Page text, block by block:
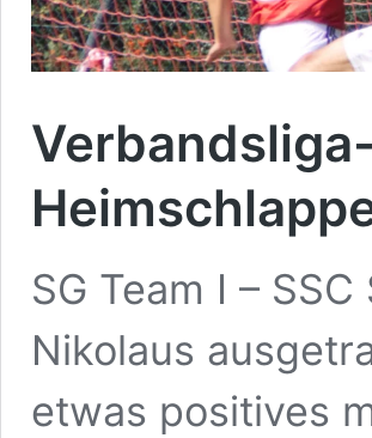
SG Team I –
Nikolaus
etwas positives